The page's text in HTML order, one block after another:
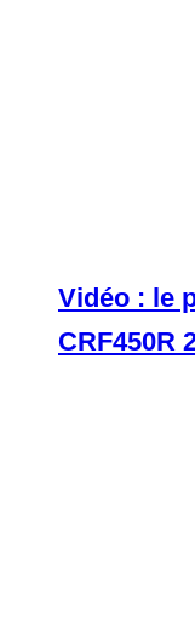
Vidéo : le
CRF450R